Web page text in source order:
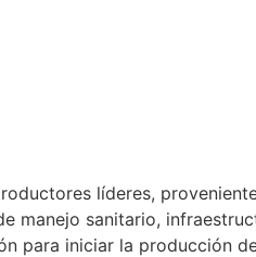
líderes,
manejo sanitario,
para iniciar la producción